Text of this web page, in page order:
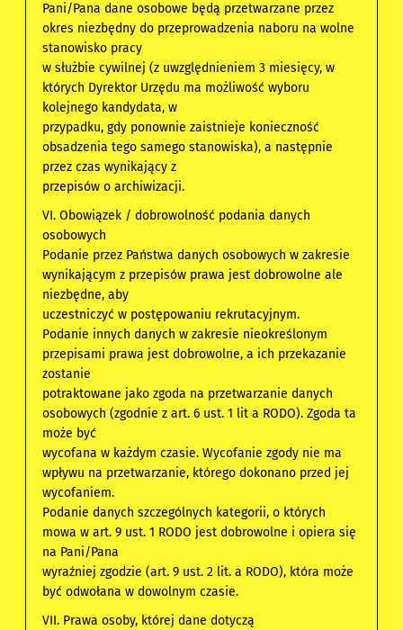
Pani/Pana dane osobowe będą przetwarzane przez
okres niezbędny do przeprowadzenia naboru na wolne
stanowisko pracy
w służbie cywilnej (z uwzględnieniem 3 miesięcy, w
których Dyrektor Urzędu ma możliwość wyboru
kolejnego kandydata, w
przypadku, gdy ponownie zaistnieje konieczność
obsadzenia tego samego stanowiska), a następnie
przez czas wynikający z
przepisów o archiwizacji.
VI. Obowiązek / dobrowolność podania danych
osobowych
Podanie przez Państwa danych osobowych w zakresie
wynikającym z przepisów prawa jest dobrowolne ale
niezbędne, aby
uczestniczyć w postępowaniu rekrutacyjnym.
Podanie innych danych w zakresie nieokreślonym
przepisami prawa jest dobrowolne, a ich przekazanie
zostanie
potraktowane jako zgoda na przetwarzanie danych
osobowych (zgodnie z art. 6 ust. 1 lit a RODO). Zgoda ta
może być
wycofana w każdym czasie. Wycofanie zgody nie ma
wpływu na przetwarzanie, którego dokonano przed jej
wycofaniem.
Podanie danych szczególnych kategorii, o których
mowa w art. 9 ust. 1 RODO jest dobrowolne i opiera się
na Pani/Pana
wyraźniej zgodzie (art. 9 ust. 2 lit. a RODO), która może
być odwołana w dowolnym czasie.
VII. Prawa osoby, której dane dotyczą